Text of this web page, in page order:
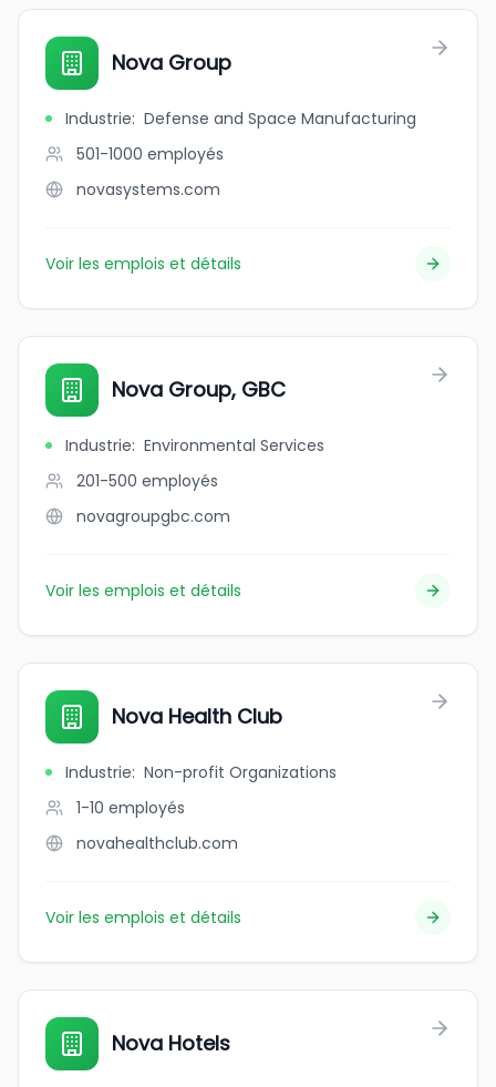
Nova Group
Industrie: Defense and Space Manufacturing
501-1000 employés
novasystems.com
Voir les emplois et détails
Nova Group, GBC
Industrie: Environmental Services
201-500 employés
novagroupgbc.com
Voir les emplois et détails
Nova Health Club
Industrie: Non-profit Organizations
1-10 employés
novahealthclub.com
Voir les emplois et détails
Nova Hotels